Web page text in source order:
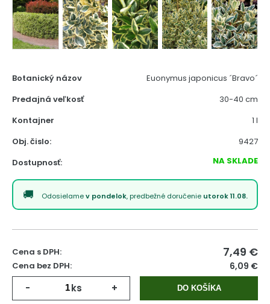
Botanický názov
Euonymus japonicus ´Bravo´
Predajná veľkosť
30-40 cm
Kontajner
1 l
Obj. čislo:
9427
Dostupnosť:
NA SKLADE
Odosielamev pondelok, predbežné doručenie utorok 11.08.
Cena s DPH: 7,49 €
Cena bez DPH: 6,09 €
- ks + DO KOŠÍKA